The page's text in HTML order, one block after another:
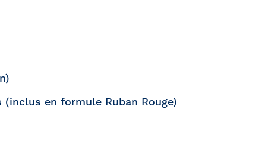
en formule Ruban Rouge)